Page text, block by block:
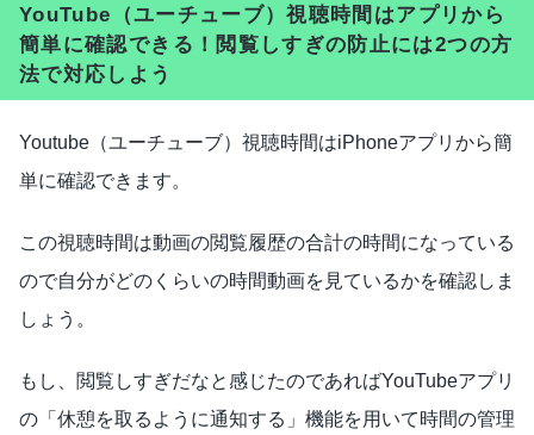
YouTube（ユーチューブ）視聴時間はアプリから
簡単に確認できる！閲覧しすぎの防止には2つの方
法で対応しよう
Youtube（ユーチューブ）視聴時間はiPhoneアプリから簡
単に確認できます。
この視聴時間は動画の閲覧履歴の合計の時間になっている
ので自分がどのくらいの時間動画を見ているかを確認しま
しょう。
もし、閲覧しすぎだなと感じたのであればYouTubeアプリ
の「休憩を取るように通知する」機能を用いて時間の管理